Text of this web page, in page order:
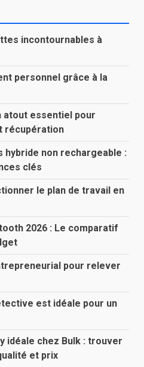
incontournables à
personnel grâce à la
atout essentiel pour
récupération
hybride non rechargeable :
clés
le plan de travail en
2026 : Le comparatif
pour relever
est idéale pour un
idéale chez Bulk : trouver
et prix